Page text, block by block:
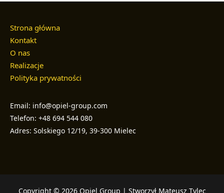
Strona główna
Kontakt
O nas
Realizacje
Polityka prywatności
Email: info@opiel-group.com
Telefon: +48 694 544 080
Adres: Solskiego 12/19, 39-300 Mielec
Copyright © 2026 Opiel Group | Stworzył Mateusz Tylec